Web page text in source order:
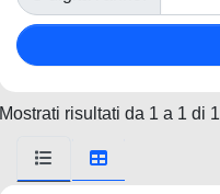
Mostrati risultati da 1 a 1 di 1